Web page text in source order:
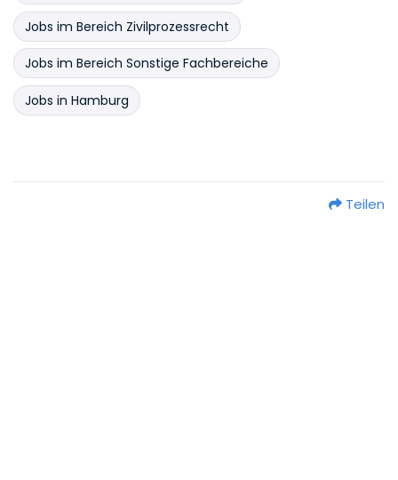
Jobs im Bereich Zivilprozessrecht
Jobs im Bereich Sonstige Fachbereiche
Jobs in Hamburg
Teilen